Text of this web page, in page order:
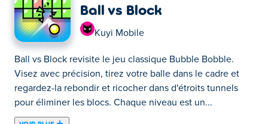
Ball vs Block
Kuyi Mobile
Ball vs Block revisite le jeu classique Bubble Bobble.
Visez avec précision, tirez votre balle dans le cadre et
regardez-la rebondir et ricocher dans d'étroits tunnels
pour éliminer les blocs. Chaque niveau est un...